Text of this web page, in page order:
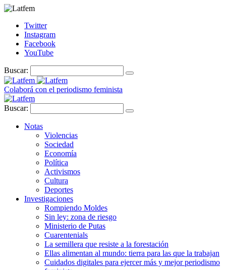
Twitter
Instagram
Facebook
YouTube
Buscar:
Colaborá con el periodismo feminista
Buscar:
Notas
Violencias
Sociedad
Economía
Política
Activismos
Cultura
Deportes
Investigaciones
Rompiendo Moldes
Sin ley: zona de riesgo
Ministerio de Putas
Cuarentenials
La semillera que resiste a la forestación
Ellas alimentan al mundo: tierra para las que la trabajan
Cuidados digitales para ejercer más y mejor periodismo